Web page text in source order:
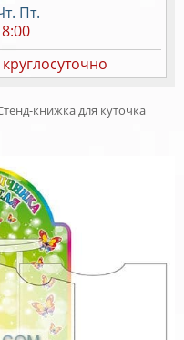
Пт.
круглосуточно
книжка для куточка